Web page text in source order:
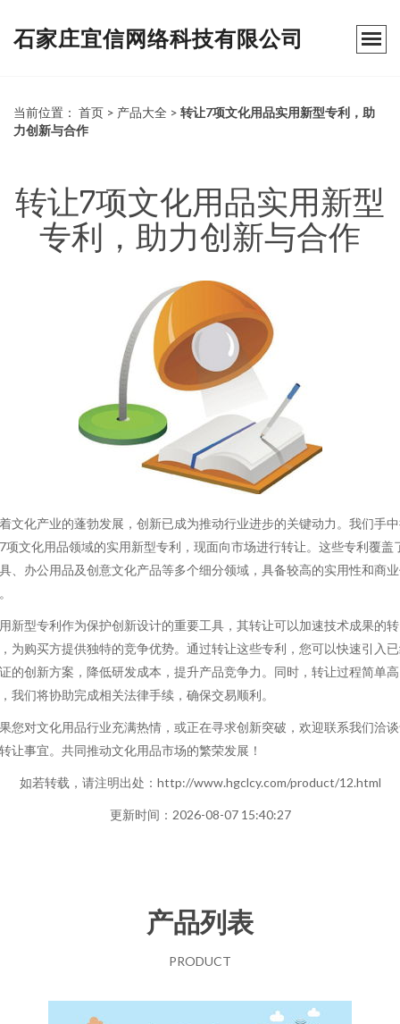
石家庄宜信网络科技有限公司
当前位置： 首页 > 产品大全 > 转让7项文化用品实用新型专利，助
力创新与合作
转让7项文化用品实用新型
专利，助力创新与合作
文化产业的蓬勃发展，创新已成为推动行业进步的关键动力。我们手
项文化用品领域的实用新型专利，现面向市场进行转让。这些专利覆盖
、办公用品及创意文化产品等多个细分领域，具备较高的实用性和商
新型专利作为保护创新设计的重要工具，其转让可以加速技术成果的转
为购买方提供独特的竞争优势。通过转让这些专利，您可以快速引入
的创新方案，降低研发成本，提升产品竞争力。同时，转让过程简单高
我们将协助完成相关法律手续，确保交易顺利。
您对文化用品行业充满热情，或正在寻求创新突破，欢迎联系我们洽
让事宜。共同推动文化用品市场的繁荣发展！
如若转载，请注明出处：http://www.hgclcy.com/product/12.html
更新时间：2026-08-07 15:40:27
产品列表
PRODUCT